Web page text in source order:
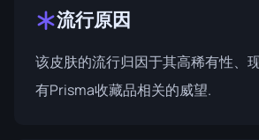
流行原因
该皮肤的流行归因于其高稀有性、
有Prisma收藏品相关的威望.